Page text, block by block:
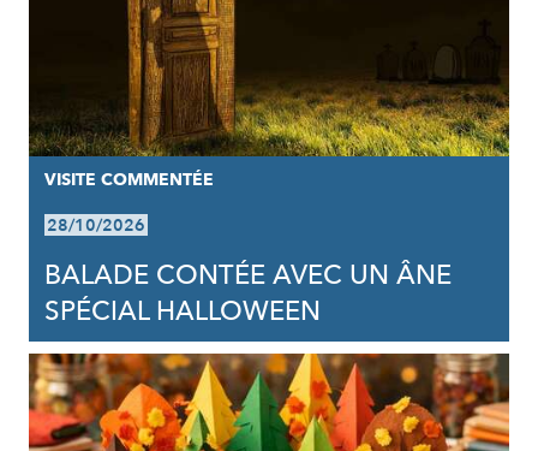
VISITE COMMENTÉE
28/10/2026
BALADE CONTÉE AVEC UN ÂNE
SPÉCIAL HALLOWEEN